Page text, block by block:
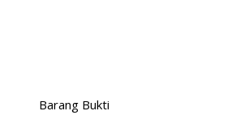
Barang Bukti